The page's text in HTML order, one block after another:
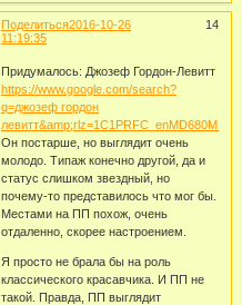
Поделиться 14
2016-10-26
11:19:35
Придумалось: Джозеф Гордон-Левитт
https://www.google.com/search?
q=джозеф гордон
Он постарше, но выглядит очень
молодо. Типаж конечно другой, да и
статус слишком звездный, но
почему-то представилось что мог бы.
Местами на ПП похож, очень
отдаленно, скорее настроением.
Я просто не брала бы на роль
классического красавчика. И ПП не
такой. Правда, ПП выглядит